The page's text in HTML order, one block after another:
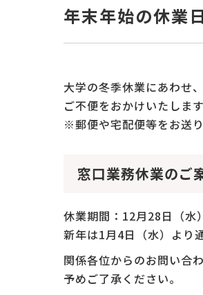
年末年始の休業
大学の冬季休業にあわせ
ご不便をおかけいたしま
※郵便や宅配便等をお送
窓口業務休業のご
休業期間：12月28日（水
新年は1月4日（水）より
関係各位からのお問い合
予めご了承ください。